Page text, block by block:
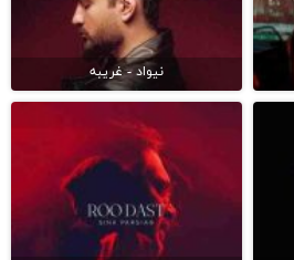
نیواد - غریبه